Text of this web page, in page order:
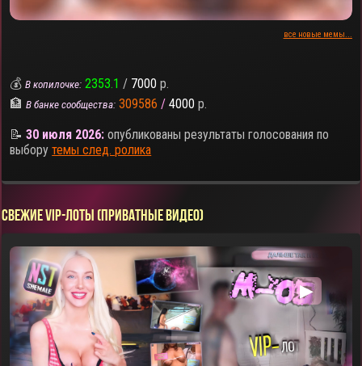
все новые мемы...
💰В копилочке: 2353.1 / 7000 р.
🏦В банке сообщества: 309586 / 4000 р.
📝30 июля 2026: опубликованы результаты голосования по
выборутемы след. ролика
СВЕЖИЕ VIP-ЛОТЫ (ПРИВАТНЫЕ ВИДЕО)
▶